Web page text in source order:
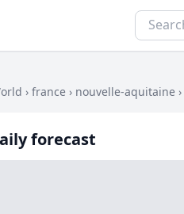
› france › nouvelle-aquitaine ›
forecast